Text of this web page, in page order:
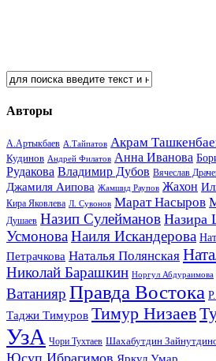
Авторы
А.Артыкбаев А.Тайпатов Акрам
Кудинов Андрей Филатов Анна Иванова
Рудакова Владимир Дубов Вячеслав
Джамиля Аипова Жамшид Раупов Жахон
Кира Яковлева Л. Сувонов Марат Насыров
Душаев Назип Сулейманов Назира
УсмоноваНаиля Искандерова
Петрачкова Наталья Полянская
Николай Барашкин Норгул Абдураимова
Ватанияр Правда Востока
Таджи Тимуров Тимур Низаев
УзА Чори Тухтаев Шахабутдин